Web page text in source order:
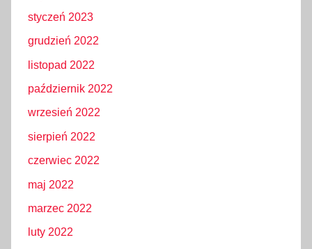
styczeń 2023
grudzień 2022
listopad 2022
październik 2022
wrzesień 2022
sierpień 2022
czerwiec 2022
maj 2022
marzec 2022
luty 2022